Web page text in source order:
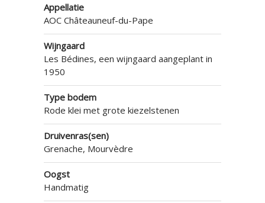
Appellatie
AOC Châteauneuf-du-Pape
Wijngaard
Les Bédines, een wijngaard aangeplant in
1950
Type bodem
Rode klei met grote kiezelstenen
Druivenras(sen)
Grenache, Mourvèdre
Oogst
Handmatig